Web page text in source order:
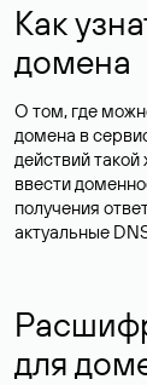
Как
домена
О том, где
домена в
действий
ввести
получения
актуальные
для